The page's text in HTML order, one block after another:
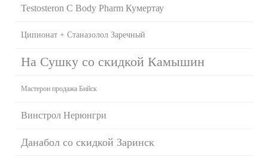
Testosteron C Body Pharm Кумертау
Ципионат + Станазолол Заречный
На Сушку со скидкой Камышин
Мастерон продажа Бийск
Винстрол Нерюнгри
Данабол со скидкой Заринск